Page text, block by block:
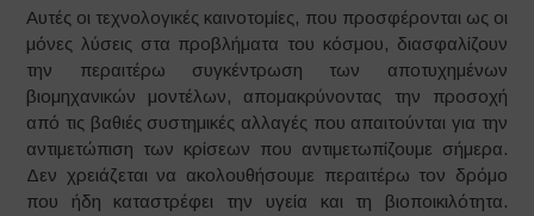
Αυτές οι τεχνολογικές καινοτομίες, που προσφέρονται ως οι
μόνες λύσεις στα προβλήματα του κόσμου, διασφαλίζουν
την περαιτέρω συγκέντρωση των αποτυχημένων
βιομηχανικών μοντέλων, απομακρύνοντας την προσοχή
από τις βαθιές συστημικές αλλαγές που απαιτούνται για την
αντιμετώπιση των κρίσεων που αντιμετωπίζουμε σήμερα.
Δεν χρειάζεται να ακολουθήσουμε περαιτέρω τον δρόμο
που ήδη καταστρέφει την υγεία και τη βιοποικιλότητα.